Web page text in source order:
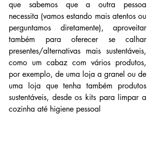
que sabemos que a outra pessoa
necessita (vamos estando mais atentos ou
perguntamos diretamente), aproveitar
também para oferecer se calhar
presentes/alternativas mais sustentáveis,
como um cabaz com vários produtos,
por exemplo, de uma loja a granel ou de
uma loja que tenha também produtos
sustentáveis, desde os kits para limpar a
cozinha até higiene pessoal